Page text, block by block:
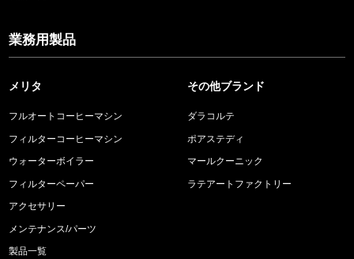
業務用製品
メリタ
フルオートコーヒーマシン
フィルターコーヒーマシン
ウォーターボイラー
フィルターペーパー
アクセサリー
メンテナンス/パーツ
製品一覧
その他ブランド
ダラコルテ
ポアステディ
マールクーニック
ラテアートファクトリー